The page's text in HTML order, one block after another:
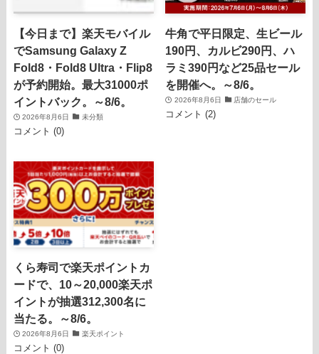
【今日まで】楽天モバイル
でSamsung Galaxy Z
Fold8・Fold8 Ultra・Flip8
が予約開始。最大31000ポ
イントバック。～8/6。
2026年8月6日 未分類
コメント (0)
牛角で平日限定、生ビール
190円、カルビ290円、ハ
ラミ390円など25品セール
を開催へ。～8/6。
2026年8月6日 店舗のセール
コメント (2)
くら寿司で楽天ポイントカ
ードで、10～20,000楽天ポ
イントが抽選312,300名に
当たる。～8/6。
2026年8月6日 楽天ポイント
コメント (0)